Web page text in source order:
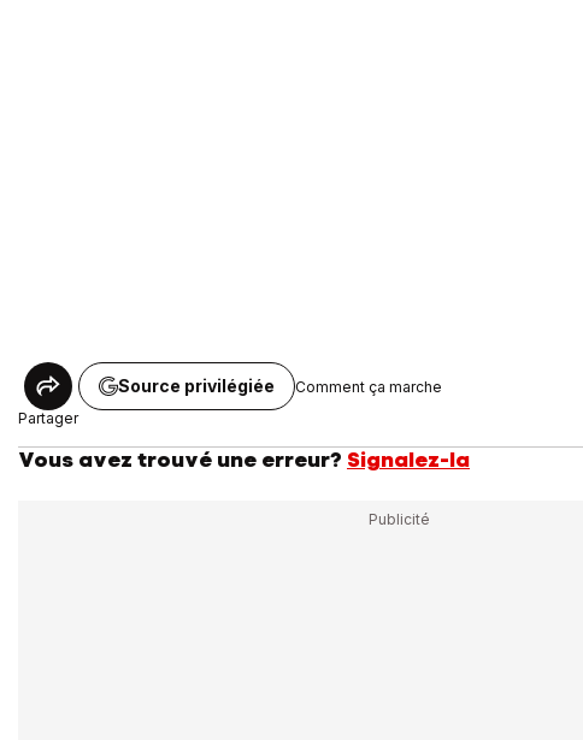
Partager
Source privilégiée Comment ça marche
Vous avez trouvé une erreur? Signalez-la